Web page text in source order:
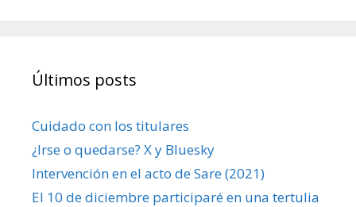
Últimos posts
Cuidado con los titulares
¿Irse o quedarse? X y Bluesky
Intervención en el acto de Sare (2021)
El 10 de diciembre participaré en una tertulia